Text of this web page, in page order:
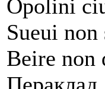
Opolini
Sueui
Beire non